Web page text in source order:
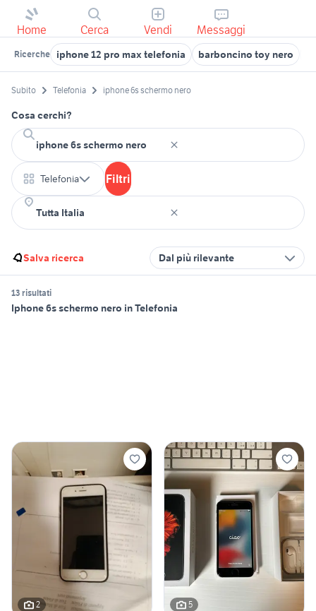
Home Cerca Vendi Messaggi
Ricerche iphone 12 pro max telefonia barboncino toy nero
Subito Telefonia iphone 6s schermo nero
Cosa cerchi?
Telefonia Filtri
Salva ricerca Dal più rilevante
13 risultati
Iphone 6s schermo nero in Telefonia
2 5